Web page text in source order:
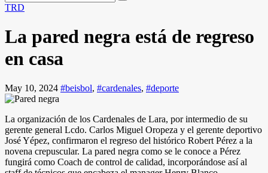
TRD
La pared negra está de regreso
en casa
May 10, 2024 #beisbol, #cardenales, #deporte
La organización de los Cardenales de Lara, por intermedio de su
gerente general Lcdo. Carlos Miguel Oropeza y el gerente deportivo
José Yépez, confirmaron el regreso del histórico Robert Pérez a la
novena crepuscular. La pared negra como se le conoce a Pérez
fungirá como Coach de control de calidad, incorporándose así al